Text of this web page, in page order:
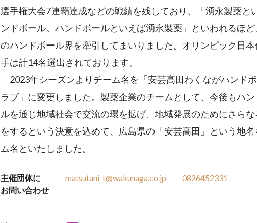
選手権大会7連覇達成などの戦績を残しており、「湧永製薬と
ンドボール。ハンドボールといえば湧永製薬」といわれるほ
のハンドボール界を牽引してまいりました。オリンピック日
手は計14名選出されております。
2023年シーズンよりチーム名を「安芸高田わくながハンド
ラブ」に変更しました。製薬企業のチームとして、今後もハ
ルを通じ地域社会で交流の環を拡げ、地域発展のためにさら
をするという決意を込めて、広島県の「安芸高田」という地
ム名といたしました。
主催団体に
お問い合わせ
matsutani_t@wakunaga.co.jp 0826452331